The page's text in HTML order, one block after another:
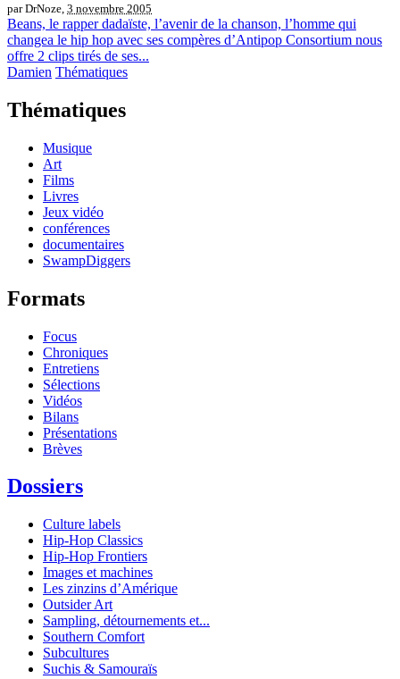
par DrNoze, 3 novembre 2005
Beans, le rapper dadaïste, l’avenir de la chanson, l’homme qui
changea le hip hop avec ses compères d’Antipop Consortium nous
offre 2 clips tirés de ses...
Damien Thématiques
Thématiques
Musique
Art
Films
Livres
Jeux vidéo
conférences
documentaires
SwampDiggers
Formats
Focus
Chroniques
Entretiens
Sélections
Vidéos
Bilans
Présentations
Brèves
Dossiers
Culture labels
Hip-Hop Classics
Hip-Hop Frontiers
Images et machines
Les zinzins d’Amérique
Outsider Art
Sampling, détournements et...
Southern Comfort
Subcultures
Suchis & Samouraïs